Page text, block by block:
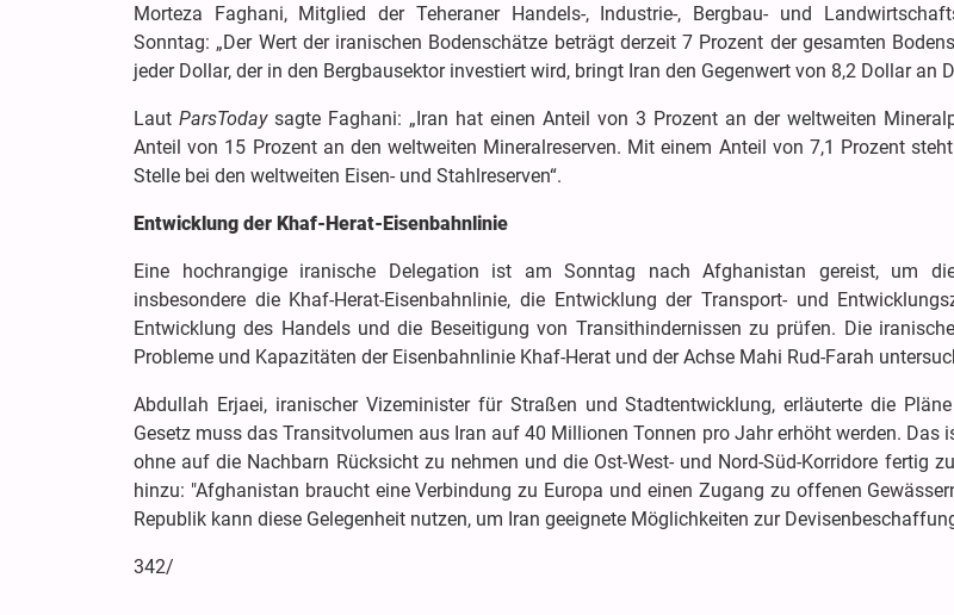
Morteza Faghani, Mitglied der Teheraner Handels-, Industrie-, Bergbau- und
Sonntag: „Der Wert der iranischen Bodenschätze beträgt derzeit 7 Prozent der gesamten
jeder Dollar, der in den Bergbausektor investiert wird, bringt Iran den Gegenwert von 8,2 Dollar an
Laut ParsTodaysagte Faghani: „Iran hat einen Anteil von 3 Prozent an der weltweiten
Anteil von 15 Prozent an den weltweiten Mineralreserven. Mit einem Anteil von 7,1 Prozent
Stelle bei den weltweiten Eisen- und Stahlreserven“.
Entwicklung der Khaf-Herat-Eisenbahnlinie
Eine hochrangige iranische Delegation ist am Sonntag nach Afghanistan gereist, um
insbesondere die Khaf-Herat-Eisenbahnlinie, die Entwicklung der Transport- und
Entwicklung des Handels und die Beseitigung von Transithindernissen zu prüfen. Die
Probleme und Kapazitäten der Eisenbahnlinie Khaf-Herat und der Achse Mahi Rud-Farah
Abdullah Erjaei, iranischer Vizeminister für Straßen und Stadtentwicklung, erläuterte die
Gesetz muss das Transitvolumen aus Iran auf 40 Millionen Tonnen pro Jahr erhöht werden. Das
ohne auf die Nachbarn Rücksicht zu nehmen und die Ost-West- und Nord-Süd-Korridore fertig
hinzu: "Afghanistan braucht eine Verbindung zu Europa und einen Zugang zu offenen
Republik kann diese Gelegenheit nutzen, um Iran geeignete Möglichkeiten zur
342/